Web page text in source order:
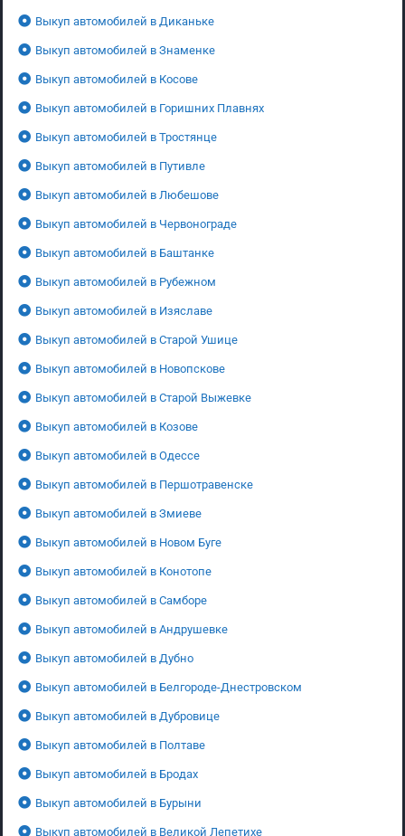
Выкуп автомобилей в Диканьке
Выкуп автомобилей в Знаменке
Выкуп автомобилей в Косове
Выкуп автомобилей в Горишних Плавнях
Выкуп автомобилей в Тростянце
Выкуп автомобилей в Путивле
Выкуп автомобилей в Любешове
Выкуп автомобилей в Червонограде
Выкуп автомобилей в Баштанке
Выкуп автомобилей в Рубежном
Выкуп автомобилей в Изяславе
Выкуп автомобилей в Старой Ушице
Выкуп автомобилей в Новопскове
Выкуп автомобилей в Старой Выжевке
Выкуп автомобилей в Козове
Выкуп автомобилей в Одессе
Выкуп автомобилей в Першотравенске
Выкуп автомобилей в Змиеве
Выкуп автомобилей в Новом Буге
Выкуп автомобилей в Конотопе
Выкуп автомобилей в Самборе
Выкуп автомобилей в Андрушевке
Выкуп автомобилей в Дубно
Выкуп автомобилей в Белгороде-Днестровском
Выкуп автомобилей в Дубровице
Выкуп автомобилей в Полтаве
Выкуп автомобилей в Бродах
Выкуп автомобилей в Бурыни
Выкуп автомобилей в Великой Лепетихе